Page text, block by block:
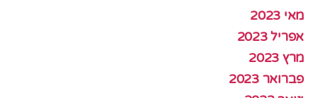
מאי 2023
אפריל 2023
מרץ 2023
פברואר 2023